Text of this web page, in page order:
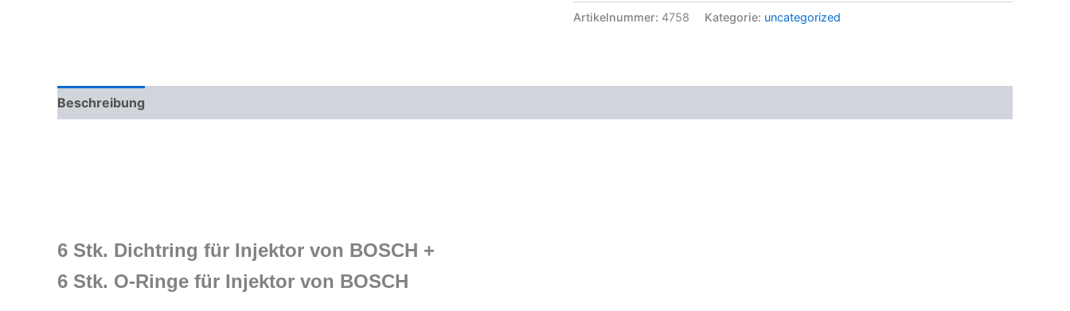
Injektor
f.
Artikelnummer: 4758 Kategorie: uncategorized
Beschreibung
6 Stk. Dichtring für Injektor von BOSCH +
6 Stk. O-Ringe für Injektor von BOSCH